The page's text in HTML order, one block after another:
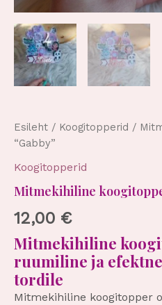
Esileht / Koogitopperid /
“Gabby”
Koogitopperid
Mitmekihiline
12,00 €
Mitmekihiline
ruumiline ja
tordile
Mitmekihiline koogitopper